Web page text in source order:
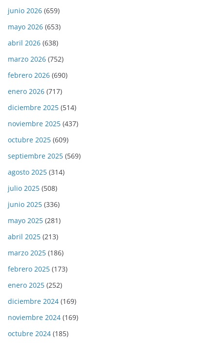
junio 2026 (659)
mayo 2026 (653)
abril 2026 (638)
marzo 2026 (752)
febrero 2026 (690)
enero 2026 (717)
diciembre 2025 (514)
noviembre 2025 (437)
octubre 2025 (609)
septiembre 2025 (569)
agosto 2025 (314)
julio 2025 (508)
junio 2025 (336)
mayo 2025 (281)
abril 2025 (213)
marzo 2025 (186)
febrero 2025 (173)
enero 2025 (252)
diciembre 2024 (169)
noviembre 2024 (169)
octubre 2024 (185)